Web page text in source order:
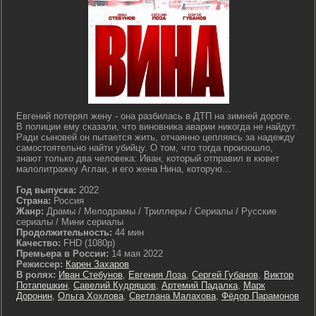
Евгений потерял жену - она разбилась в ДТП на зимней дороге.
В полиции ему сказали, что виновника аварии никогда не найдут.
Ради сыновей он пытается жить, отчаянно цепляясь за надежду
самостоятельно найти убийцу. О том, что тогда произошло,
знают только два человека: Иван, который отправил в кювет
малолитражку Аглаи, и его жена Нина, которую...
Год выпуска: 2022
Страна: Россия
Жанр: Драмы / Мелодрамы / Триллеры / Сериалы / Русские
сериалы / Мини сериалы
Продолжительность: 44 мин
Качество: FHD (1080p)
Премьера в России: 14 мая 2022
Режиссер: Карен Захаров
В ролях: Иван Стебунов, Евгения Лоза, Сергей Губанов, Виктор
Потапешкин, Савелий Кудряшов, Артемий Падалка, Марк
Доронин, Ольга Хохлова, Светлана Малахова, Фёдор Парамонов